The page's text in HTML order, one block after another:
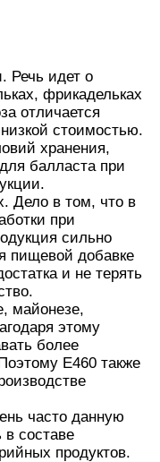
Речь идет о
фрикадельках
отличается
стоимостью.
хранения,
балласта при
Дело в том, что в
при
сильно
пищевой добавке
и не терять
майонезе,
этому
более
Е460 также
часто данную
составе
продуктов.